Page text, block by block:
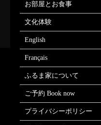
お部屋とお食事
文化体験
English
Français
ふるま家について
ご予約 Book now
プライバシーポリシー